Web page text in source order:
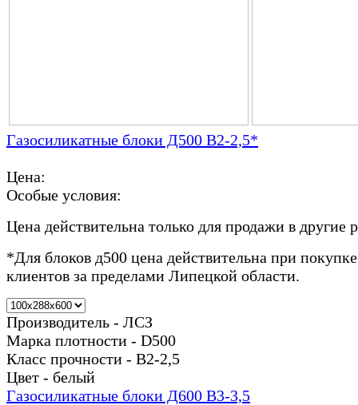
Газосиликатные блоки Д500 В2-2,5*
Цена:
Особые условия:
Цена действительна только для продажи в другие
*Для блоков д500 цена действительна при
клиентов за пределами Липецкой области.
Производитель - ЛСЗ
Марка плотности - D500
Класс прочности - В2-2,5
Цвет - белый
Газосиликатные блоки Д600 В3-3,5